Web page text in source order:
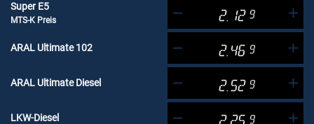
Super E5
MTS-K Preis 2.12 9
ARAL Ultimate 102 2.46 9
ARAL Ultimate Diesel 2.52 9
LKW-Diesel 2.25 9